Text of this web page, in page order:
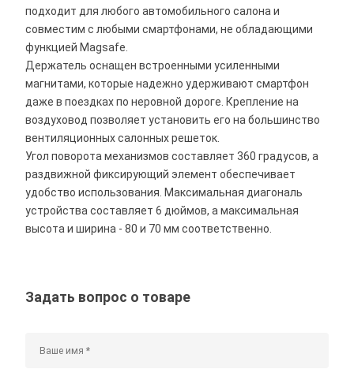
подходит для любого автомобильного салона и
совместим с любыми смартфонами, не обладающими
функцией Magsafe.
Держатель оснащен встроенными усиленными
магнитами, которые надежно удерживают смартфон
даже в поездках по неровной дороге. Крепление на
воздуховод позволяет установить его на большинство
вентиляционных салонных решеток.
Угол поворота механизмов составляет 360 градусов, а
раздвижной фиксирующий элемент обеспечивает
удобство использования. Максимальная диагональ
устройства составляет 6 дюймов, а максимальная
высота и ширина - 80 и 70 мм соответственно.
Задать вопрос о товаре